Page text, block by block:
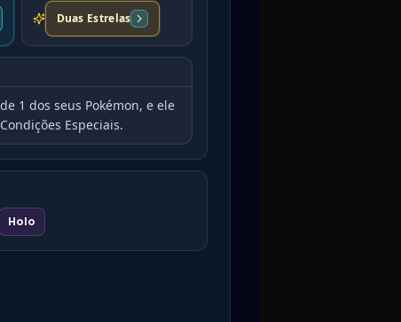
Duas Estrelas
1 dos seus Pokémon, e ele
Especiais.
Holo